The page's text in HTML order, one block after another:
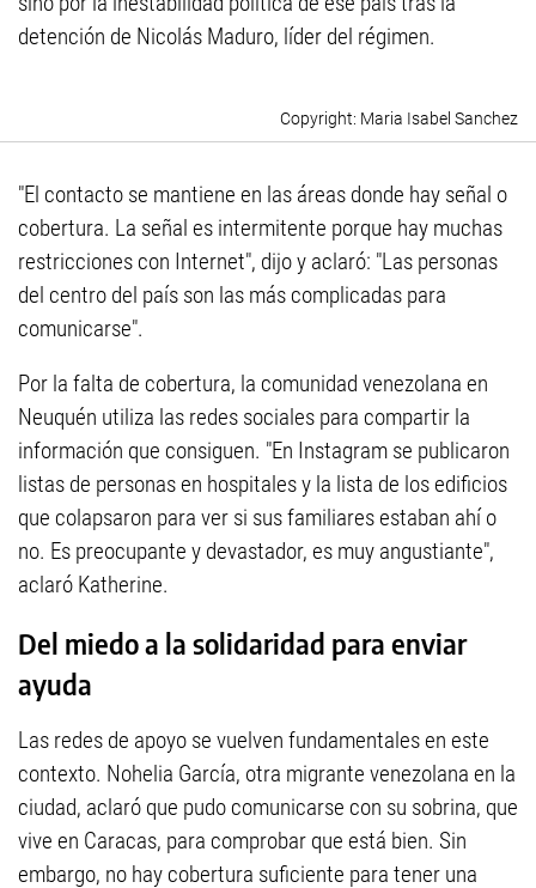
detención de Nicolás Maduro, líder del régimen.
Maria Isabel Sanchez
"El contacto se mantiene en las áreas donde hay señal o
cobertura. La señal es intermitente porque hay muchas
restricciones con Internet", dijo y aclaró: "Las personas
del centro del país son las más complicadas para
comunicarse".
Por la falta de cobertura, la comunidad venezolana en
Neuquén utiliza las redes sociales para compartir la
información que consiguen. "En Instagram se publicaron
listas de personas en hospitales y la lista de los edificios
que colapsaron para ver si sus familiares estaban ahí o
no. Es preocupante y devastador, es muy angustiante",
aclaró Katherine.
Del miedo a la solidaridad para enviar
ayuda
Las redes de apoyo se vuelven fundamentales en este
contexto. Nohelia García, otra migrante venezolana en la
ciudad, aclaró que pudo comunicarse con su sobrina, que
vive en Caracas, para comprobar que está bien. Sin
embargo, no hay cobertura suficiente para tener una